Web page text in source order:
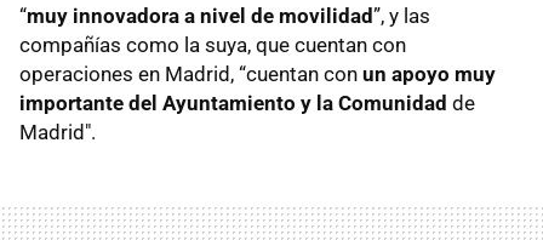
“muy innovadora a nivel de movilidad”, y las
compañías como la suya, que cuentan con
operaciones en Madrid, “cuentan con un apoyo muy
importante del Ayuntamiento y la Comunidad de
Madrid".